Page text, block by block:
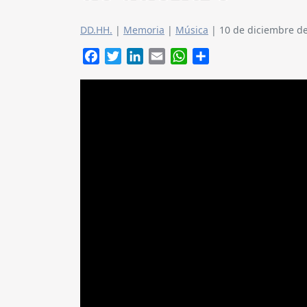
DD.HH. | Memoria | Música | 10 de diciembre
FacebookTwitterLinkedIn
Email WhatsApp